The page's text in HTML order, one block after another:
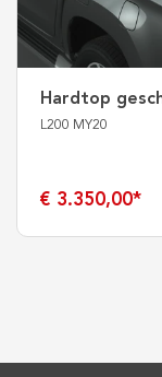
Hardtop
L200 MY20
€ 3.350,00*